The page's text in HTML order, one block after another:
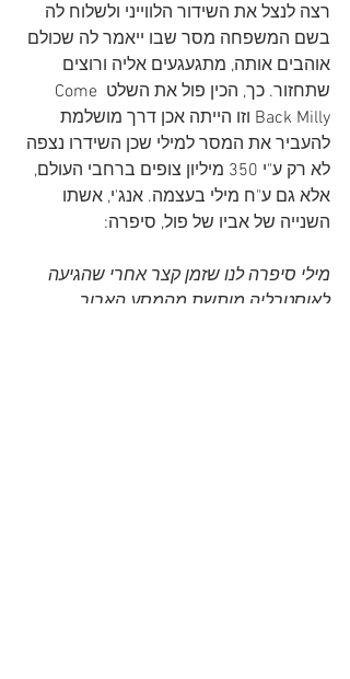
רצה לנצל את השידור הלווייני ולשלוח לה
בשם המשפחה מסר שבו ייאמר לה שכולם
אוהבים אותה, מתגעגעים אליה ורוצים
שתחזור. כך, הכין פול את השלט Come
Back Milly וזו הייתה אכן דרך מושלמת
להעביר את המסר למילי שכן השידרו נצפה
לא רק ע"י 350 מיליון צופים ברחבי העולם,
אלא גם ע"ח מילי בעצמה. אנג'י, אשתו
השנייה של אביו של פול, סיפרה:
מילי סיפרה לנו שזמן קצר אחרי שהגיעה
לאוסטרליה מותשת מהמסע הארוך